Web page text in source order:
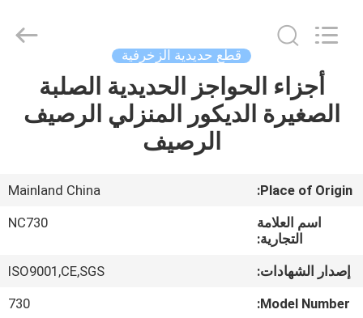
المنزل
فيديوهات
جولة
CO.,LTD.
قطع حديدية الزخرفية
أجزاء الحواجز الحديدية الصلبة
الصغيرة الديكور المنزلي الرصيف
الرصيف
Place of Origin:
Mainland China
اسم العلامة
التجارية:
NC730
إصدار الشهادات:
ISO9001,CE,SGS
Model Number:
730